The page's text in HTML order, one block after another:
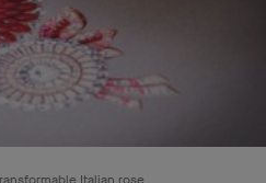
Italian rose.